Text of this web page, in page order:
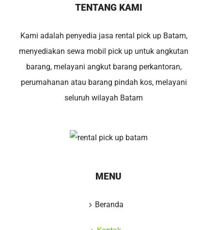
TENTANG KAMI
Kami adalah penyedia jasa rental pick up Batam,
menyediakan sewa mobil pick up untuk angkutan
barang, melayani angkut barang perkantoran,
perumahanan atau barang pindah kos, melayani
seluruh wilayah Batam
MENU
Beranda